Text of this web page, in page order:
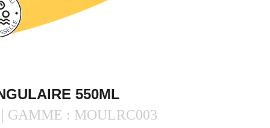
550ML
GAMME : MOULRC003